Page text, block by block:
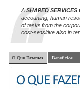
ASHARED SERVICES
accounting, human
of tasks from the
cost-sensitive also in